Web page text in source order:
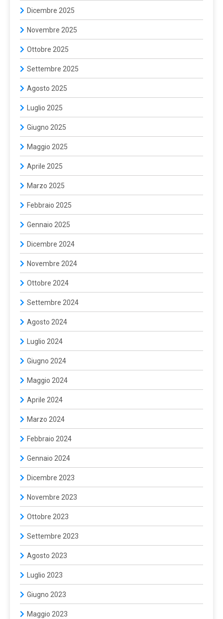
Dicembre 2025
Novembre 2025
Ottobre 2025
Settembre 2025
Agosto 2025
Luglio 2025
Giugno 2025
Maggio 2025
Aprile 2025
Marzo 2025
Febbraio 2025
Gennaio 2025
Dicembre 2024
Novembre 2024
Ottobre 2024
Settembre 2024
Agosto 2024
Luglio 2024
Giugno 2024
Maggio 2024
Aprile 2024
Marzo 2024
Febbraio 2024
Gennaio 2024
Dicembre 2023
Novembre 2023
Ottobre 2023
Settembre 2023
Agosto 2023
Luglio 2023
Giugno 2023
Maggio 2023